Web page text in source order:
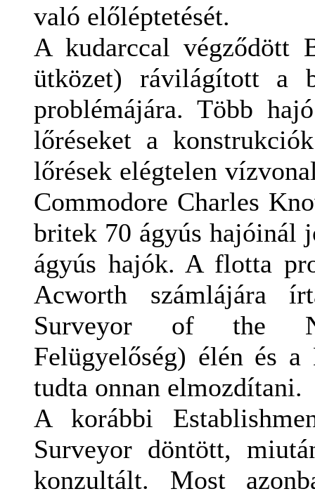
való előléptetését.
A kudarccal végződött
ütközet) rávilágított a
problémájára. Több
lőréseket a
lőrések elégtelen
Commodore Charles
britek 70 ágyús hajóinál
ágyús hajók. A flotta
Acworth számlájára
Surveyor of the
Felügyelőség) élén és
tudta onnan elmozdítani.
A korábbi
Surveyor döntött,
konzultált. Most